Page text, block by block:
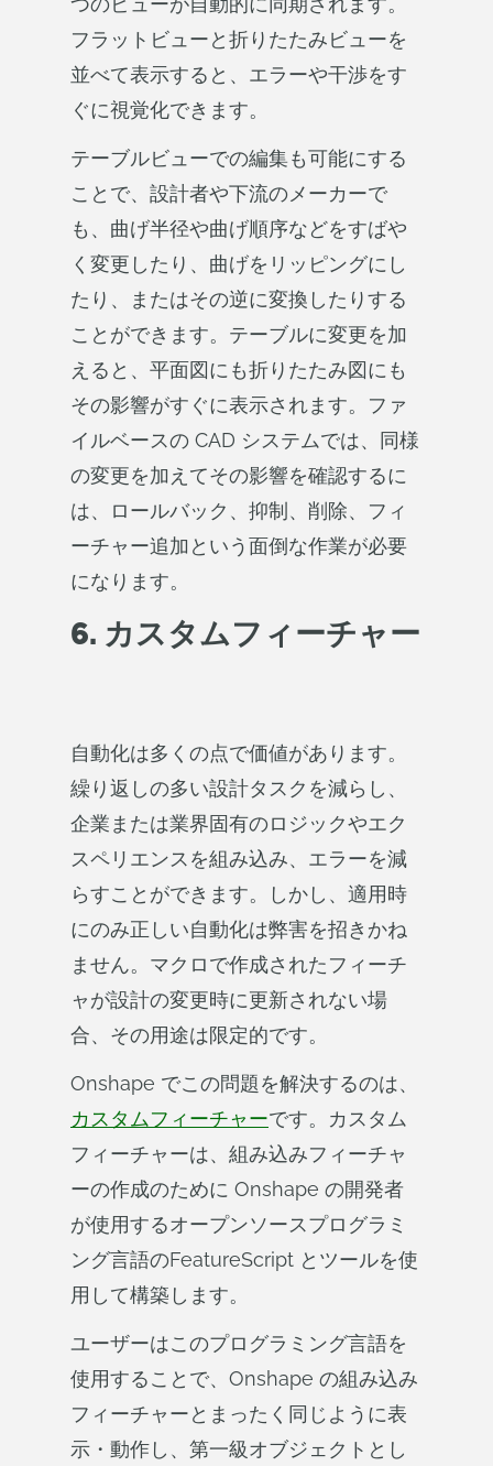
フラットビューと折りたたみビューを
並べて表示すると、エラーや干渉をす
ぐに視覚化できます。
テーブルビューでの編集も可能にする
ことで、設計者や下流のメーカーで
も、曲げ半径や曲げ順序などをすばや
く変更したり、曲げをリッピングにし
たり、またはその逆に変換したりする
ことができます。テーブルに変更を加
えると、平面図にも折りたたみ図にも
その影響がすぐに表示されます。ファ
イルベースの CAD システムでは、同様
の変更を加えてその影響を確認するに
は、ロールバック、抑制、削除、フィ
ーチャー追加という面倒な作業が必要
になります。
6. カスタムフィーチャー
自動化は多くの点で価値があります。
繰り返しの多い設計タスクを減らし、
企業または業界固有のロジックやエク
スペリエンスを組み込み、エラーを減
らすことができます。しかし、適用時
にのみ正しい自動化は弊害を招きかね
ません。マクロで作成されたフィーチ
ャが設計の変更時に更新されない場
合、その用途は限定的です。
Onshape でこの問題を解決するのは、
カスタムフィーチャーです。カスタム
フィーチャーは、組み込みフィーチャ
ーの作成のために Onshape の開発者
が使用するオープンソースプログラミ
ング言語のFeatureScript とツールを使
用して構築します。
ユーザーはこのプログラミング言語を
使用することで、Onshape の組み込み
フィーチャーとまったく同じように表
示・動作し、第一級オブジェクトとし